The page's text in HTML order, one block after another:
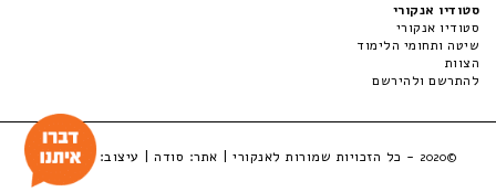
סטודיו אנקורי
סטודיו אנקורי
שיטה ותחומי הלימוד
הצוות
להתרשם ולהירשם
©2020 - כל הזכויות שמורות לאנקורי | אתר: סודה| עיצוב:LuckyBox